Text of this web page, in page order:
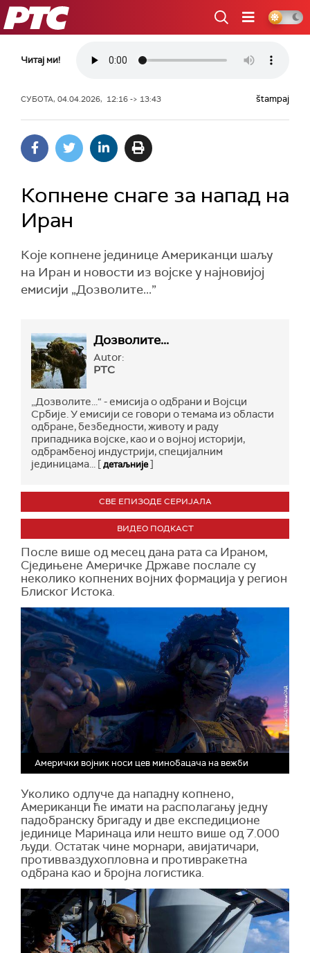
РТС
Читај ми!
СУБОТА, 04.04.2026, 12:16 -> 13:43 štampaj
Копнене снаге за напад на
Иран
Које копнене јединице Американци шаљу
на Иран и новости из војске у најновијој
емисији „Дозволите...”
Дозволите...
Autor:
РТС
„Дозволите...“ - емисија о одбрани и Војсци
Србије. У емисији се говори о темама из области
одбране, безбедности, животу и раду
припадника војске, као и о војној историји,
одбрамбеној индустрији, специјалним
јединицама... [детаљније]
СВЕ ЕПИЗОДЕ СЕРИЈАЛА
ВИДЕО ПОДКАСТ
После више од месец дана рата са Ираном,
Сједињене Америчке Државе послале су
неколико копнених војних формација у регион
Блиског Истока.
Амерички војник носи цев минобацача на вежби
Уколико одлуче да нападну копнено,
Американци ће имати на располагању једну
падобранску бригаду и две експедиционе
јединице Маринаца или нешто више од 7.000
људи. Остатак чине морнари, авијатичари,
противваздухопловна и противракетна
одбрана као и бројна логистика.